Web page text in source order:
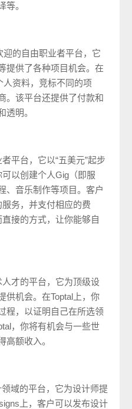
等。
迎的自由职业者平台，它
提供了各种项目机会。在
人资料，竞标不同的项
。该平台还提供了付款和
透明。
平台，它以“五美元”起步
以创建个人Gig（即服
、音乐制作等项目。客户
务，并支付相应的费
接的方式，让你能够自
才的平台，它为顶级设
供机会。在Toptal上，你
程，以证明自己在所选领
，你将有机会与一些世
高额收入。
域的平台，它为设计师提
上，客户可以发布设计